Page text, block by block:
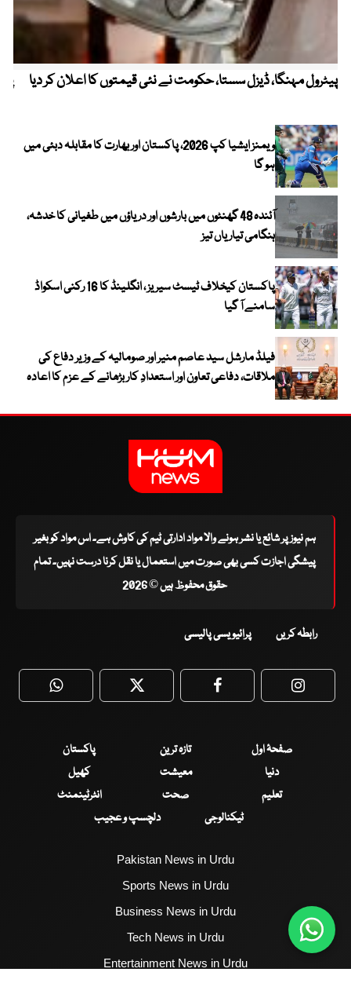
پیٹرول مہنگا، ڈیزل سستا، حکومت نے نئی قیمتوں کا اعلان کر دیا
ویمنز ایشیا کپ 2026، پاکستان اور بھارت کا مقابلہ دبئی میں
ہو گا
آئندہ 48 گھنٹوں میں بارشوں اور دریاؤں میں طغیانی کا خدشہ،
ہنگامی تیاریاں تیز
پاکستان کیخلاف ٹیسٹ سیریز ، انگلینڈ کا 16 رکنی اسکواڈ
سامنے آ گیا
فیلڈ مارشل سید عاصم منیر اور صومالیہ کے وزیر دفاع کی
ملاقات، دفاعی تعاون اور استعدادِ کار بڑھانے کے عزم کا اعادہ
ہم نیوز پر شائع یا نشر ہونے والا مواد ادارتی ٹیم کی کاوش ہے۔ اس مواد کو بغیر
پیشگی اجازت کسی بھی صورت میں استعمال یا نقل کرنا درست نہیں۔ تمام
حقوق محفوظ ہیں © 2026
رابطہ کریں پرائیویسی پالیسی
WhatsApp Twitter Facebook
صفحۂ اول تازہ ترین
پاکستان
دنیا
معیشت
کھیل
تعلیم
صحت
انٹرٹینمنٹ
ٹیکنالوجی
دلچسپ و عجیب
Pakistan News in Urdu
Sports News in Urdu
Business News in Urdu
Tech News in Urdu
Entertainment News in Urdu